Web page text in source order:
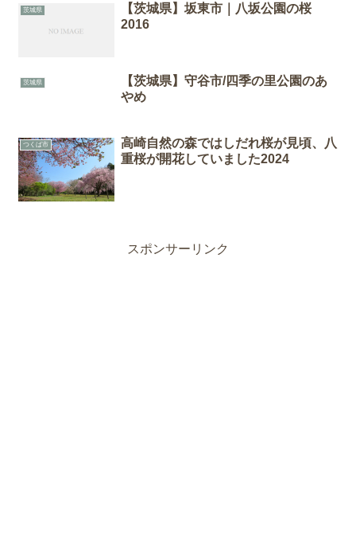
茨城県
【茨城県】坂東市｜八坂公園の桜
2016
茨城県
【茨城県】守谷市/四季の里公園のあ
やめ
つくば市
高崎自然の森ではしだれ桜が見頃、八
重桜が開花していました2024
スポンサーリンク